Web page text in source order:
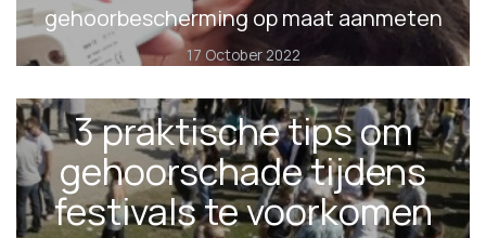
gehoorbescherming op maat aanmeten
17 October 2022
3 praktische tips om
gehoorschade tijdens
festivals te voorkomen